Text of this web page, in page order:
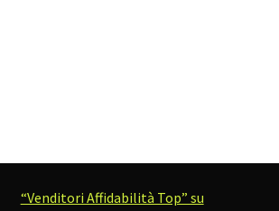
“Venditori Affidabilità Top” su